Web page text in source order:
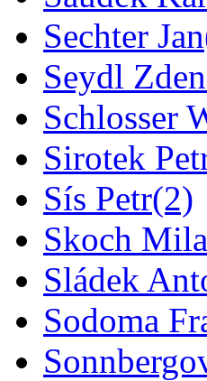
Sechter Jan
Seydl
Schlosser
Sirotek
Sís Petr(2)
Skoch
Sládek
Sodoma